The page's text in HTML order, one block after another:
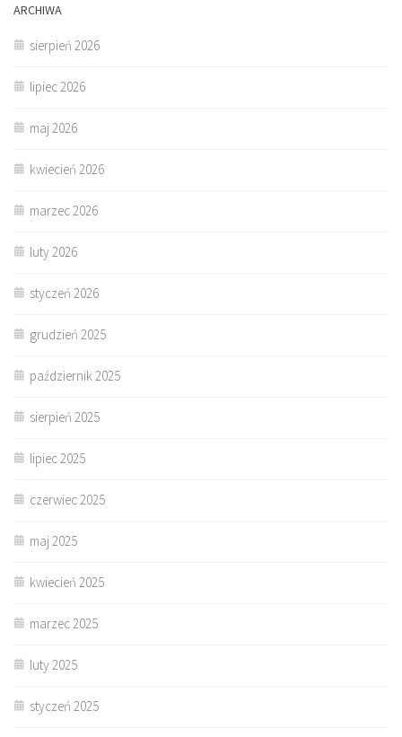
ARCHIWA
sierpień 2026
lipiec 2026
maj 2026
kwiecień 2026
marzec 2026
luty 2026
styczeń 2026
grudzień 2025
październik 2025
sierpień 2025
lipiec 2025
czerwiec 2025
maj 2025
kwiecień 2025
marzec 2025
luty 2025
styczeń 2025